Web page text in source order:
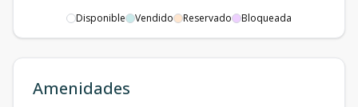
2 3 2 1 84
5-22
3 21 84m2 -m2
Disponible Vendido Reservado Bloqueada
Amenidades